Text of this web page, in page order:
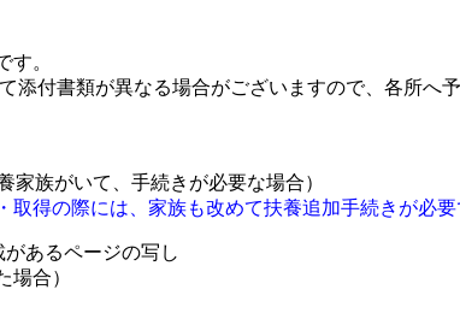
す。
付書類が異なる場合がございますので、各所へ
家族がいて、手続きが必要な場合）
得の際には、家族も改めて扶養追加手続きが必要
あるページの写し
場合）